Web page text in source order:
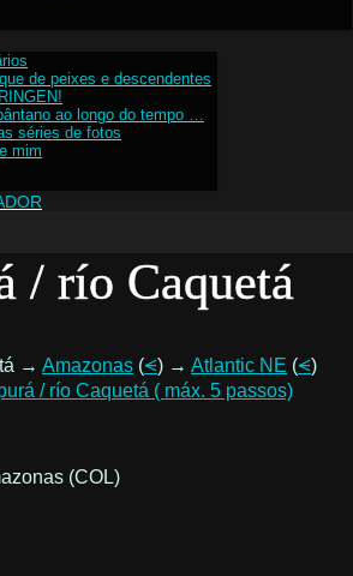
de peixes e descendentes
ao longo do tempo …
séries de fotos
mim
/ río Caquetá
→ Amazonas (⪪) → Atlantic NE (⪪)
/ río Caquetá ( máx. 5 passos)
(COL)